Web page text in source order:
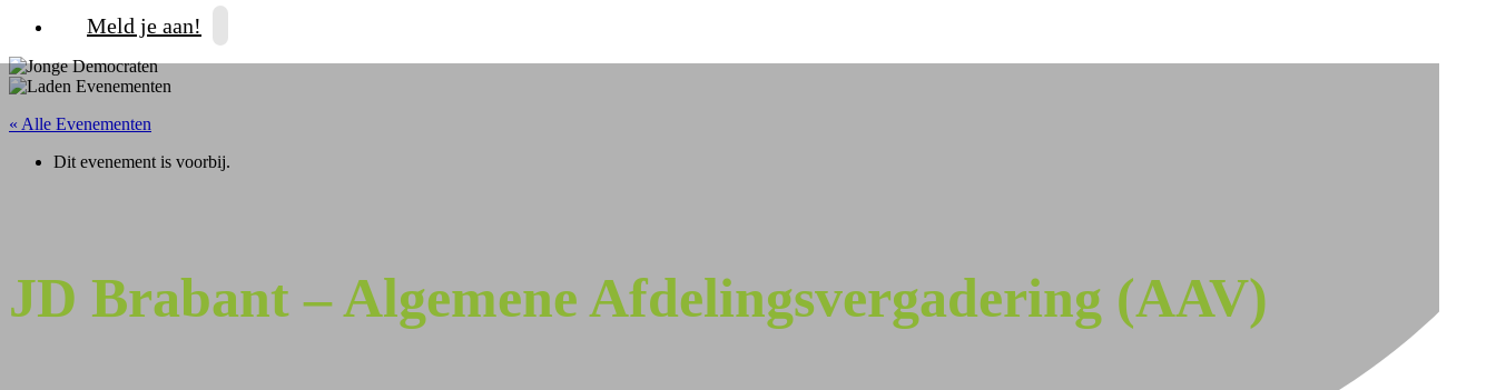
Meld je aan!
« Alle Evenementen
Dit evenement is voorbij.
JD Brabant – Algemene Afdelingsvergadering (AAV)